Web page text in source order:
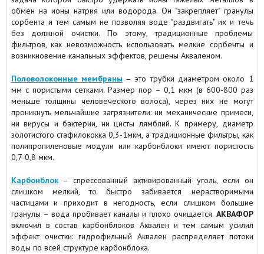
обмен на ионы натрия или водорода. Он "закрепляет" гранулы
сорбента и тем самым не позволяя воде "раздвигать" их и течь
без должной очистки. По этому, традиционные проблемы
фильтров, как невозможность использовать мелкие сорбенты и
возникновение канальных эффектов, решены Акваленом.
Половолоконные мембраны – это трубки диаметром около 1
мм с пористыми сетками. Размер пор – 0,1 мкм (в 600-800 раз
меньше толщины человеческого волоса), через них не могут
проникнуть мельчайшие загрязнители: ни механические примеси,
ни вирусы и бактерии, ни цисты лямблий. К примеру, диаметр
золотистого стафилококка 0,3-1мкм, а традиционные фильтры, как
полипропиленовые модули или карбонблоки имеют пористость
0,7-0,8 мкм.
Карбонблок– спрессованный активированный уголь, если он
слишком мелкий, то быстро забивается нерастворимыми
частицами и приходит в негодность, если слишком большие
гранулы – вода пробивает каналы и плохо очищается. АКВАФОР
включил в состав карбонблоков Аквален и тем самым усилил
эффект очистки: гидрофильный Аквален распределяет потоки
воды по всей структуре карбонблока.